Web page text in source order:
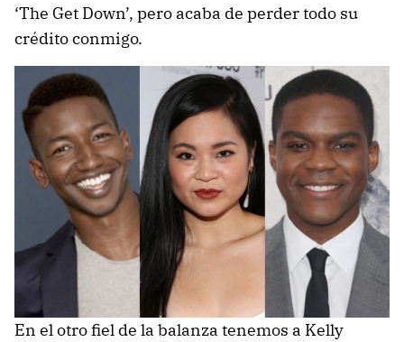
‘The Get Down’, pero acaba de perder todo su
crédito conmigo.
En el otro fiel de la balanza tenemos a Kelly